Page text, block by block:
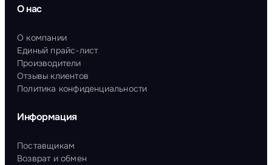
О нас
О компании
Единый прайс-лист
Производители
Отзывы клиентов
Политика конфиденциальности
Информация
Поставщикам
Возврат и обмен